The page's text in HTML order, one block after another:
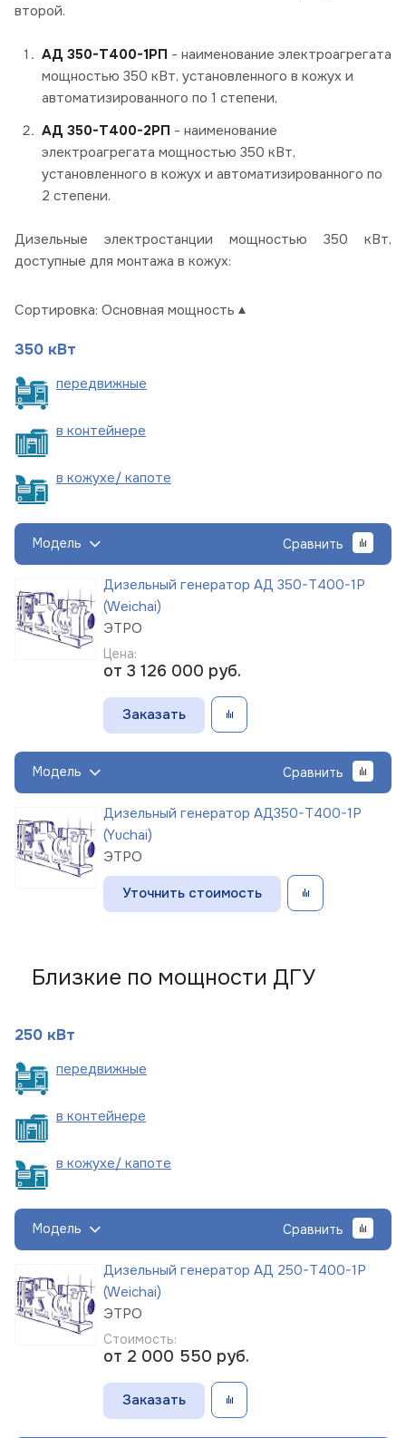
второй.
АД 350-Т400-1РП - наименование электроагрегата
мощностью 350 кВт, установленного в кожух и
автоматизированного по 1 степени,
АД 350-Т400-2РП - наименование
электроагрегата мощностью 350 кВт,
установленного в кожух и автоматизированного по
2 степени.
Дизельные электростанции мощностью 350 кВт,
доступные для монтажа в кожух:
Сортировка: Основная мощность
350 кВт
передвижные
в контейнере
в кожухе/ капоте
Модель Сравнить
Дизельный генератор АД 350-Т400-1Р
(Weichai)
ЭТРО
Цена:
от 3 126 000 руб.
Заказать
Модель Сравнить
Дизельный генератор АД350-Т400-1Р
(Yuchai)
ЭТРО
Уточнить стоимость
Близкие по мощности ДГУ
250 кВт
передвижные
в контейнере
в кожухе/ капоте
Модель Сравнить
Дизельный генератор АД 250-Т400-1Р
(Weichai)
ЭТРО
Стоимость:
от 2 000 550 руб.
Заказать